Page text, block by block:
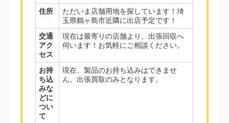
住所
ただいま店舗用地を探しています！埼
玉県鶴ヶ島市近隣に出店予定です！
交通
アク
セス
現在は最寄りの店舗より、出張回収へ
伺います！お気軽にご相談ください。
お持
ち込
みな
どに
つい
て
現在、製品のお持ち込みはできませ
ん。出張買取のみとなります。